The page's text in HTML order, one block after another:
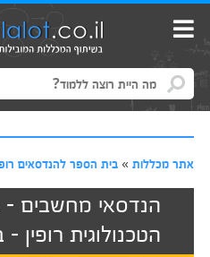
אתר מכללות» בית הספר להנדסאים
הנדסאי מחשבים
הטכנולוגית